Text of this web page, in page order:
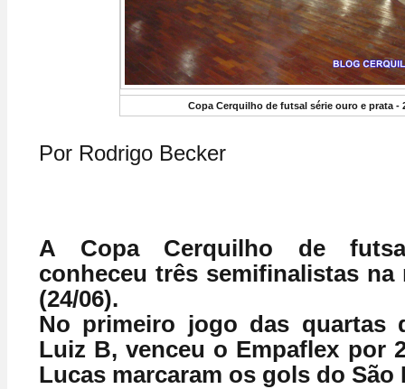
Copa Cerquilho de futsal série ouro e prata -
Por Rodrigo Becker
A Copa Cerquilho de
conheceu três semifinalistas
(24/06).
No primeiro jogo das quartas
Luiz B, venceu o Empaflex por
Lucas marcaram os gols do São